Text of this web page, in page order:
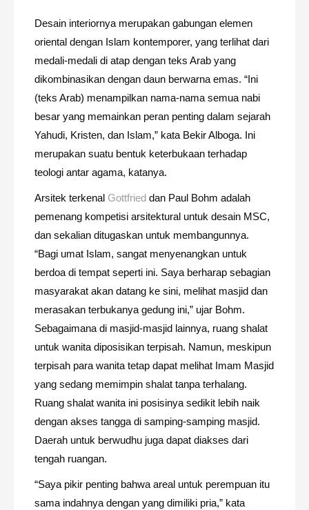
Desain interiornya merupakan gabungan elemen
oriental dengan Islam kontemporer, yang terlihat dari
medali-medali di atap dengan teks Arab yang
dikombinasikan dengan daun berwarna emas. “Ini
(teks Arab) menampilkan nama-nama semua nabi
besar yang memainkan peran penting dalam sejarah
Yahudi, Kristen, dan Islam,” kata Bekir Alboga. Ini
merupakan suatu bentuk keterbukaan terhadap
teologi antar agama, katanya.
Arsitek terkenal Gottfried dan Paul Bohm adalah
pemenang kompetisi arsitektural untuk desain MSC,
dan sekalian ditugaskan untuk membangunnya.
“Bagi umat Islam, sangat menyenangkan untuk
berdoa di tempat seperti ini. Saya berharap sebagian
masyarakat akan datang ke sini, melihat masjid dan
merasakan terbukanya gedung ini,” ujar Bohm.
Sebagaimana di masjid-masjid lainnya, ruang shalat
untuk wanita diposisikan terpisah. Namun, meskipun
terpisah para wanita tetap dapat melihat Imam Masjid
yang sedang memimpin shalat tanpa terhalang.
Ruang shalat wanita ini posisinya sedikit lebih naik
dengan akses tangga di samping-samping masjid.
Daerah untuk berwudhu juga dapat diakses dari
tengah ruangan.
“Saya pikir penting bahwa areal untuk perempuan itu
sama indahnya dengan yang dimiliki pria,” kata